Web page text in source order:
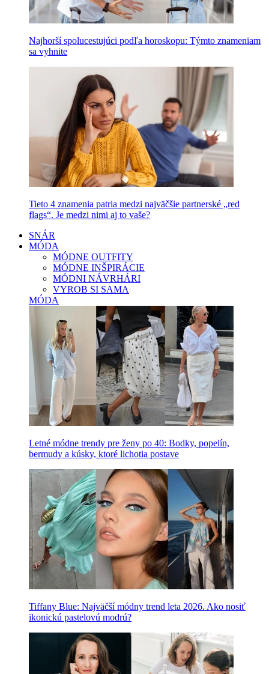
Najhorší spolucestujúci podľa horoskopu: Týmto znameniam
sa vyhnite
Tieto 4 znamenia patria medzi najväčšie partnerské „red
flags“. Je medzi nimi aj to vaše?
SNÁR
MÓDA
MÓDNE OUTFITY
MÓDNE INŠPIRÁCIE
MÓDNI NÁVRHÁRI
VYROB SI SAMA
MÓDA
Letné módne trendy pre ženy po 40: Bodky, popelín,
bermudy a kúsky, ktoré lichotia postave
Tiffany Blue: Najväčší módny trend leta 2026. Ako nosiť
ikonickú pastelovú modrú?